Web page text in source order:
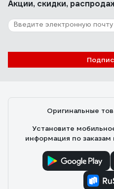
Акции, скидки,
Оригинальные
Установите
информация по заказам